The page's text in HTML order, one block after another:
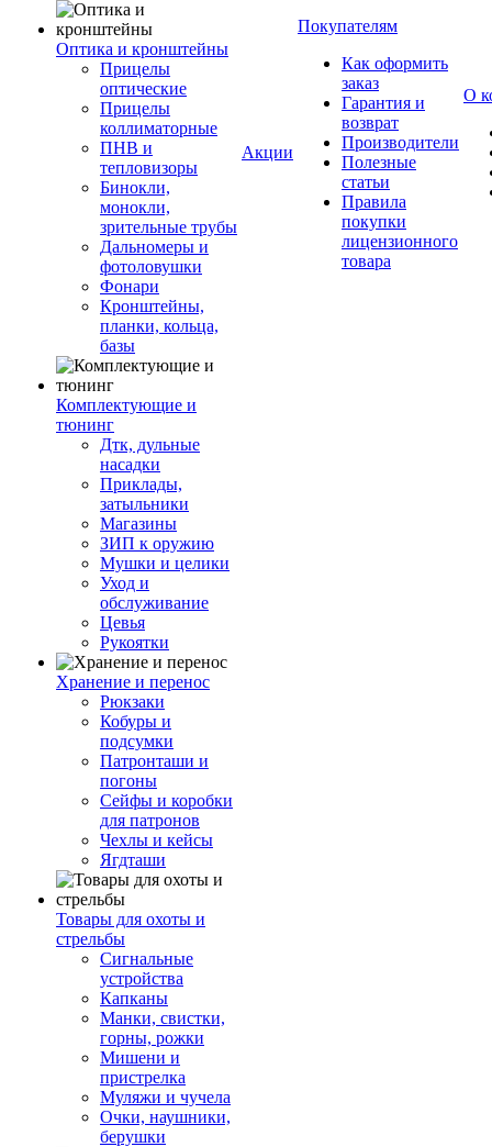
Оптика и кронштейны
Прицелы
оптические
Прицелы
коллиматорные
ПНВ и
тепловизоры
Бинокли,
монокли,
зрительные трубы
Дальномеры и
фотоловушки
Фонари
Кронштейны,
планки, кольца,
базы
Комплектующие и
тюнинг
Дтк, дульные
насадки
Приклады,
затыльники
Магазины
ЗИП к оружию
Мушки и целики
Уход и
обслуживание
Цевья
Рукоятки
Хранение и перенос
Рюкзаки
Кобуры и
подсумки
Патронташи и
погоны
Сейфы и коробки
для патронов
Чехлы и кейсы
Ягдташи
Товары для охоты и
стрельбы
Сигнальные
устройства
Капканы
Манки, свистки,
горны, рожки
Мишени и
пристрелка
Муляжи и чучела
Очки, наушники,
берушки
Акции
Покупателям
Как оформить
заказ
Гарантия и
возврат
Производители
Полезные
статьи
Правила
покупки
лицензионного
товара
О